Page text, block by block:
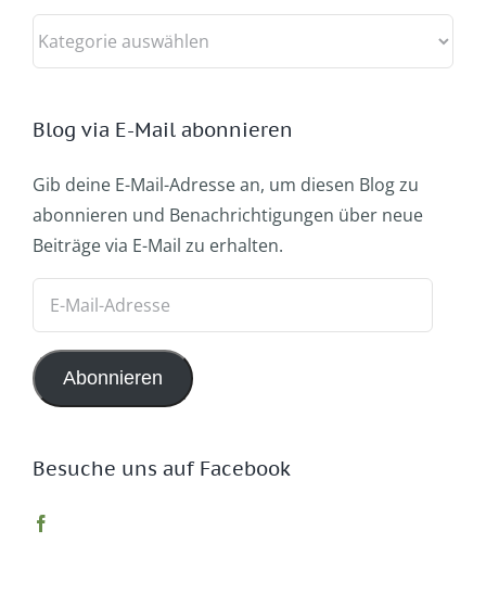
Kategorien
Blog via E-Mail abonnieren
Gib deine E-Mail-Adresse an, um diesen Blog zu
abonnieren und Benachrichtigungen über neue
Beiträge via E-Mail zu erhalten.
Adresse
Abonnieren
Besuche uns auf Facebook